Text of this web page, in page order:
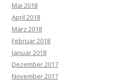
Mai 2018
April 2018
März 2018
Februar 2018
Januar 2018
Dezember 2017
November 2017